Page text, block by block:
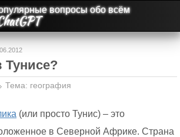
вопросы обо всём
Тунисе?
Тема: география
(или просто Тунис) – это
в Северной Африке. Страна